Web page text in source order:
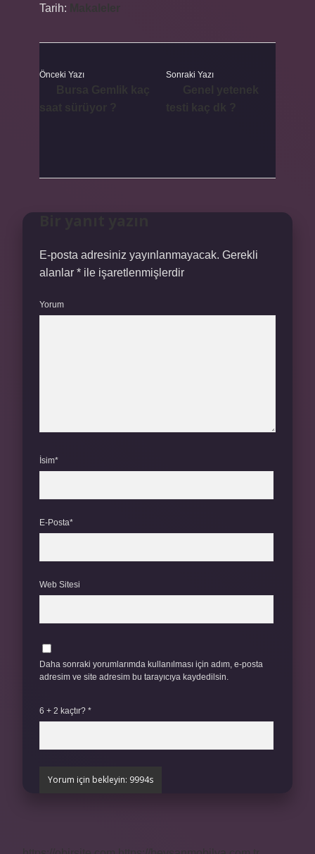
Tarih:
Önceki Yazı Sonraki Yazı
E-posta adresiniz yayınlanmayacak. Gerekli
alanlar * ile işaretlenmişlerdir
Yorum
İsim*
E-Posta*
Web Sitesi
Daha sonraki yorumlarımda kullanılması için adım, e-posta
adresim ve site adresim bu tarayıcıya kaydedilsin.
6 + 2 kaçtır? *